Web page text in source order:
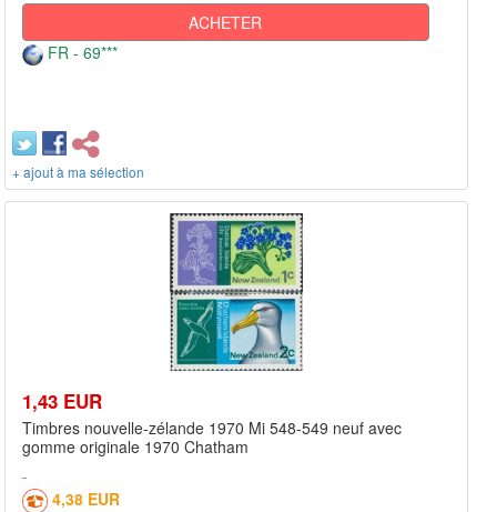
ACHETER
FR - 69***
+ ajout à ma sélection
1,43 EUR
Timbres nouvelle-zélande 1970 Mi 548-549 neuf avec
gomme originale 1970 Chatham
4,38 EUR